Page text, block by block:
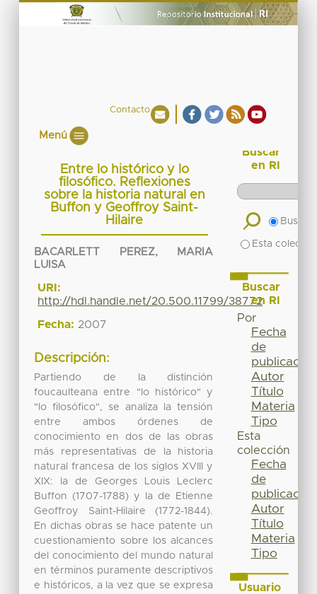
Contacto
Menú
Entre lo histórico y lo
filosófico. Reflexiones
sobre la historia natural en
Buffon y Geoffroy Saint-
Hilaire
BACARLETT PEREZ, MARIA
LUISA
URI:
http://hdl.handle.net/20.500.11799/38772
Fecha: 2007
Descripción:
Partiendo de la distinción
foucaulteana entre "lo histórico" y
"lo filosófico", se analiza la tensión
entre ambos órdenes de
conocimiento en dos de las obras
más representativas de la historia
natural francesa de los siglos XVIII y
XIX: la de Georges Louis Leclerc
Buffon (1707-1788) y la de Etienne
Geoffroy Saint-Hilaire (1772-1844).
En dichas obras se hace patente un
cuestionamiento sobre los alcances
del conocimiento del mundo natural
en términos puramente descriptivos
e históricos, a la vez que se expresa
Buscar
en RI
Buscar
Esta
Buscar
en RI
Por
Fecha
de
publicación
Autor
Título
Materia
Tipo
Esta
colección
Fecha
de
publicación
Autor
Título
Materia
Tipo
Usuario